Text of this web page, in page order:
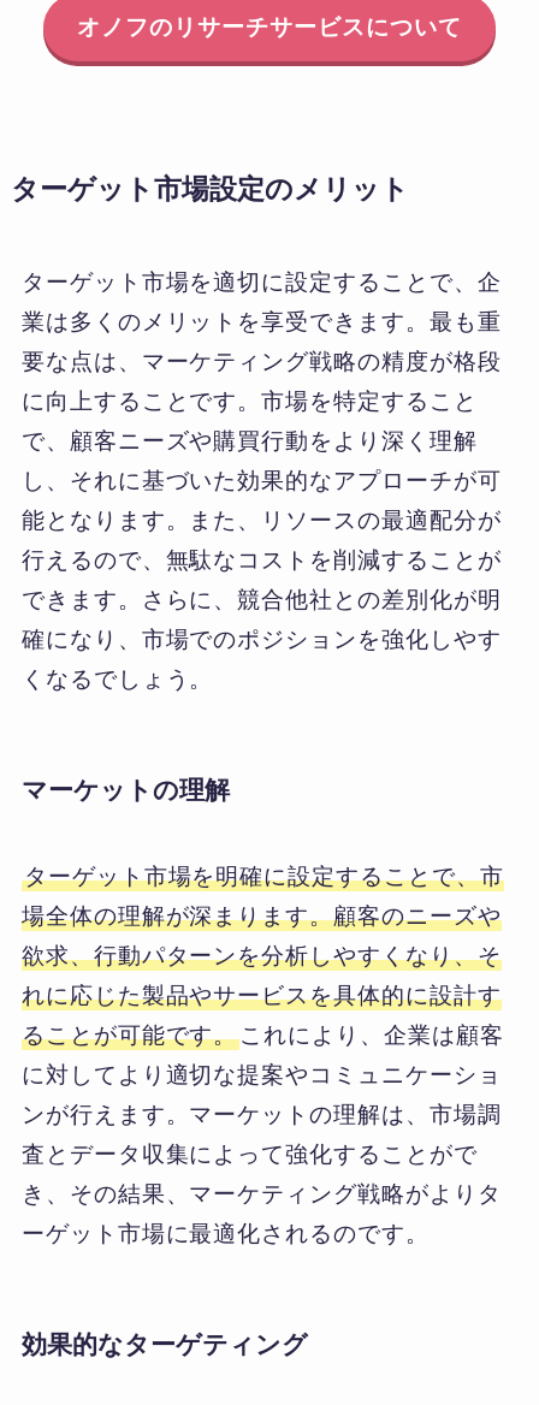
オノフのリサーチサービスについて
ターゲット市場設定のメリット
ターゲット市場を適切に設定することで、企
業は多くのメリットを享受できます。最も重
要な点は、マーケティング戦略の精度が格段
に向上することです。市場を特定すること
で、顧客ニーズや購買行動をより深く理解
し、それに基づいた効果的なアプローチが可
能となります。また、リソースの最適配分が
行えるので、無駄なコストを削減することが
できます。さらに、競合他社との差別化が明
確になり、市場でのポジションを強化しやす
くなるでしょう。
マーケットの理解
ターゲット市場を明確に設定することで、市
場全体の理解が深まります。顧客のニーズや
欲求、行動パターンを分析しやすくなり、そ
れに応じた製品やサービスを具体的に設計す
ることが可能です。これにより、企業は顧客
に対してより適切な提案やコミュニケーショ
ンが行えます。マーケットの理解は、市場調
査とデータ収集によって強化することがで
き、その結果、マーケティング戦略がよりタ
ーゲット市場に最適化されるのです。
効果的なターゲティング